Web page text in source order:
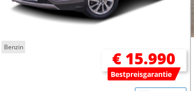
Benzin
€ 15.990
Bestpreisgarantie